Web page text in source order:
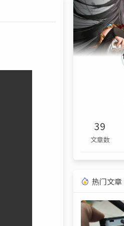
39
文章数
热门文章